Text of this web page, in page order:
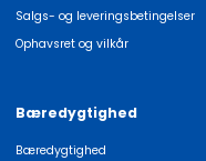
Salgs- og leveringsbetingelser
Ophavsret og vilkår
Bæredygtighed
Bæredygtighed